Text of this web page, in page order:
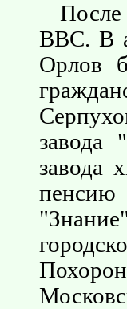
ВВС. В
Орлов
завода
завода
пенсию